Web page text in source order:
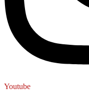
Youtube